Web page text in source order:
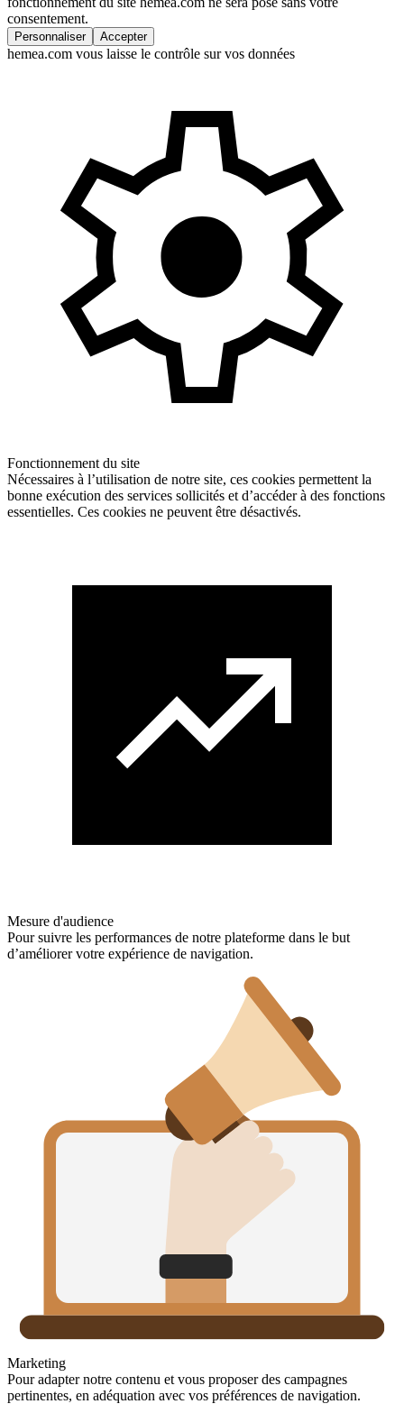
consentement.
Personnaliser Accepter
hemea.com vous laisse le contrôle sur vos données
Fonctionnement du site
Nécessaires à l’utilisation de notre site, ces cookies permettent la
bonne exécution des services sollicités et d’accéder à des fonctions
essentielles. Ces cookies ne peuvent être désactivés.
Mesure d'audience
Pour suivre les performances de notre plateforme dans le but
d’améliorer votre expérience de navigation.
Marketing
Pour adapter notre contenu et vous proposer des campagnes
pertinentes, en adéquation avec vos préférences de navigation.